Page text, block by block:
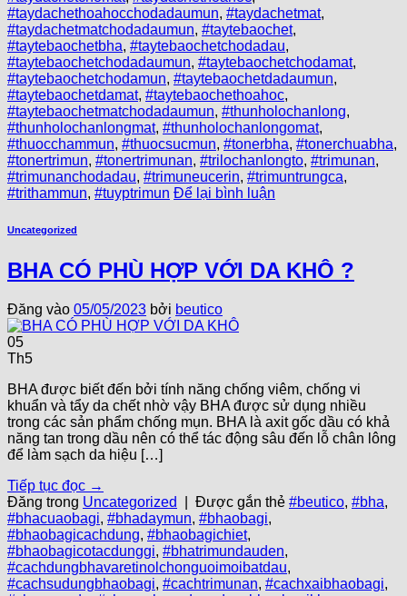
#taydachethoahocchodadaumun, #taydachetmat,
#taydachetmatchodadaumun, #taytebaochet,
#taytebaochetbha, #taytebaochetchodadau,
#taytebaochetchodadaumun, #taytebaochetchodamat,
#taytebaochetchodamun, #taytebaochetdadaumun,
#taytebaochetdamat, #taytebaochethoahoc,
#taytebaochetmatchodadaumun, #thunholochanlong,
#thunholochanlongmat, #thunholochanlongomat,
#thuocchammun, #thuocsucmun, #tonerbha, #tonerchuabha,
#tonertrimun, #tonertrimunan, #trilochanlongto, #trimunan,
#trimunanchodadau, #trimuneucerin, #trimuntrungca,
#trithammun, #tuyptrimun Để lại bình luận
Uncategorized
BHA CÓ PHÙ HỢP VỚI DA KHÔ ?
Đăng vào 05/05/2023 bởi beutico
05
Th5
BHA được biết đến bởi tính năng chống viêm, chống vi
khuẩn và tẩy da chết nhờ vậy BHA được sử dụng nhiều
trong các sản phẩm chống mụn. BHA là axit gốc dầu có khả
năng tan trong dầu nên có thể tác động sâu đến lỗ chân lông
để làm sạch da hiệu […]
Tiếp tục đọc →
Đăng trong Uncategorized Được gắn thẻ #beutico, #bha,
#bhacuaobagi, #bhadaymun, #bhaobagi,
#bhaobagicachdung, #bhaobagichiet,
#bhaobagicotacdunggi, #bhatrimundauden,
#cachdungbhavaretinolchonguoimoibatdau,
#cachsudungbhaobagi, #cachtrimunan, #cachxaibhaobagi,